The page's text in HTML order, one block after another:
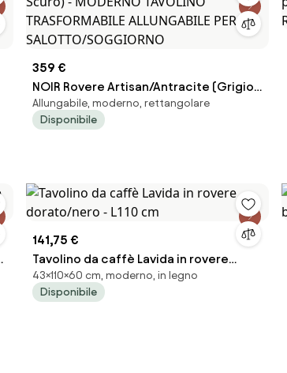
359 €
NOIR Rovere Artisan/Antracite (Grigio
Scuro) - MODERNO TAVOLINO
TRASFORMABILE ALLUNGABILE PER
Allungabile, moderno, rettangolare
Disponibile
141,75 €
Tavolino da caffè Lavida in rovere
dorato/nero - L110 cm
43×110×60 cm, moderno, in legno
Disponibile